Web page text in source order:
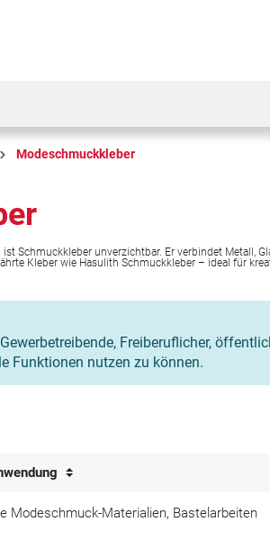
Modeschmuckkleber
Schmuckkleber unverzichtbar. Er verbindet Metall,
Kleber wie Hasulith Schmuckkleber – ideal für
Freiberuflicher,
Funktionen nutzen zu können.
Modeschmuck-Materialien, Bastelarbeiten